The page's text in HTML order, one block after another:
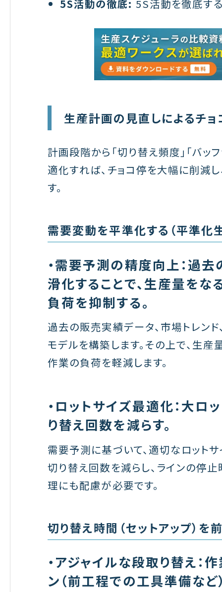
5S活動の徹底: 5S活動を徹底す
生産計画の見直しによるチ
計画段階から「切り替え頻度」「バッ
適化すれば、チョコ停を大幅に削減
す。
需要変動を平準化する（平準化
・需要予測の精度向上：過
滑化することで、生産量を
負荷を抑制する。
過去の販売実績データ、市場トレン
モデルを構築します。その上で、生
作業の負荷を軽減します。
・ロットサイズ最適化：大ロ
り替え回数を減らす。
需要予測に基づいて、適切なロットサ
切り替え回数を減らし、ラインの停
理にも配慮が必要です。
切り替え時間（セットアップ）を
・アジャイルな段取り替え
ン（前工程での工具準備など